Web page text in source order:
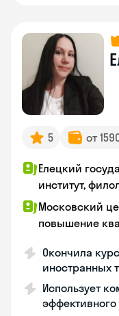
5 от
Елецкий
институт,
Московский
повышение
Окончила
иностранных
Использует